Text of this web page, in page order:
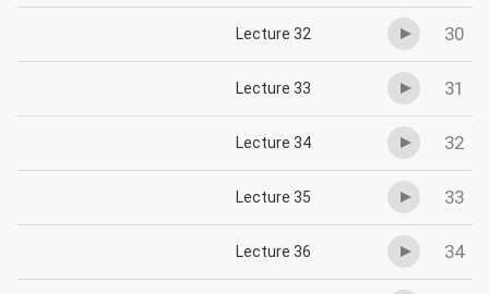
30
Lecture 32
31
Lecture 33
32
Lecture 34
33
Lecture 35
34
Lecture 36